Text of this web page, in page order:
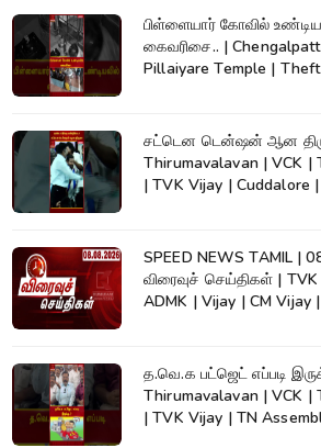
பிள்ளையார் கோவில்
கைவரிசை.. |
Pillaiyare Temple |
சட்டென டென்ஷன் ஆன
Thirumavalavan | VCK |
| TVK Vijay | Cuddalore
SPEED NEWS TAMIL |
விரைவுச் செய்திகள் | TVK
ADMK | Vijay | CM Vijay
த.வெ.க பட்ஜெட் எப்படி
Thirumavalavan | VCK |
| TVK Vijay | TN